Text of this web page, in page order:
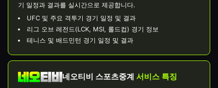
기 일정과 결과를 실시간으로 제공합니다.
UFC 및 주요 격투기 경기 일정 및 결과
리그 오브 레전드(LCK, MSI, 롤드컵) 경기 정보
테니스 및 배드민턴 경기 일정 및 결과
네오티비 스포츠중계 서비스 특징